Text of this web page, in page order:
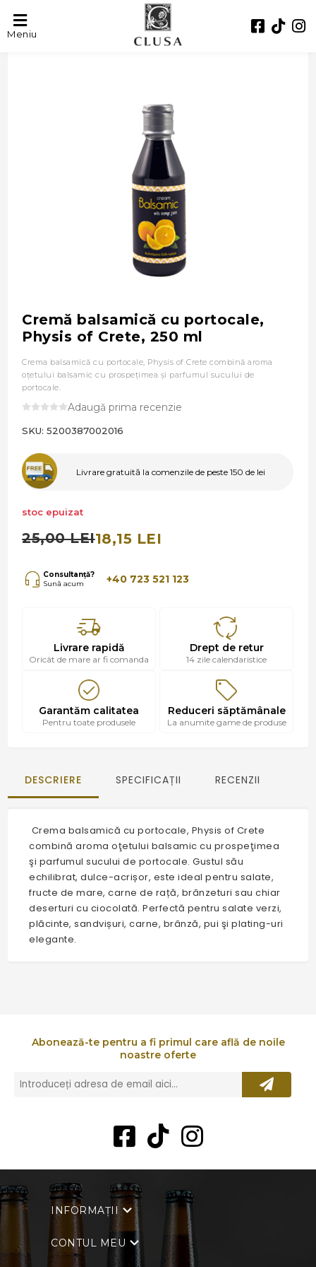
Meniu- 27%
Cremă balsamică cu portocale,
Physis of Crete, 250 ml
Crema balsamică cu portocale, Physis of Crete combină aroma
oţetului balsamic cu prospeţimea şi parfumul sucului de
portocale.
Adaugă prima recenzie
SKU: 5200387002016
Livrare gratuită la comenzile de peste 150 de lei
stoc epuizat
25,00 LEI18,15 LEI
Consultanță?
Sună acum
+40 723 521 123
Livrare rapidă
Oricât de mare ar fi comanda
Drept de retur
14 zile calendaristice
Garantăm calitatea
Pentru toate produsele
Reduceri săptămânale
La anumite game de produse
DESCRIERE SPECIFICAȚII RECENZII
Crema balsamică cu portocale, Physis of Crete
combină aroma oţetului balsamic cu prospeţimea
şi parfumul sucului de portocale. Gustul său
echilibrat, dulce-acrișor, este ideal pentru salate,
fructe de mare, carne de rață, brânzeturi sau chiar
deserturi cu ciocolată. Perfectă pentru salate verzi,
plăcinte, sandvișuri, carne, brânză, pui şi plating-uri
elegante.
Abonează-te pentru a fi primul care află de noile
noastre oferte
INFORMAȚII
CONTUL MEU